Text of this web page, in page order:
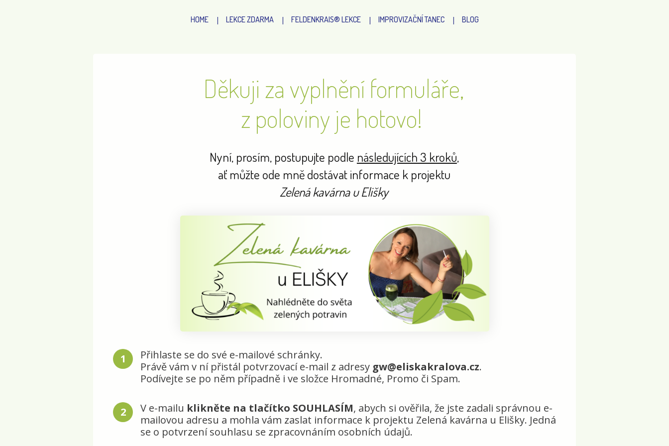
HOME LEKCE ZDARMA FELDENKRAIS® LEKCE IMPROVIZAČNÍ TANEC BLOG
Děkuji za vyplnění formuláře,
z poloviny je hotovo!
Nyní, prosím, postupujte podle následujících 3 kroků,
ať můžte ode mně dostávat informace k projektu
Zelená kavárna u Elišky
1
Přihlaste se do své e-mailové schránky.
Právě vám v ní přistál potvrzovací e-mail z adresy gw@eliskakralova.cz.
Podívejte se po něm případně i ve složce Hromadné, Promo či Spam.
2 V e-mailu klikněte na tlačítko SOUHLASÍM, abych si ověřila, že jste zadali správnou e-
mailovou adresu a mohla vám zaslat informace k projektu Zelená kavárna u Elišky. Jedná
se o potvrzení souhlasu se zpracovnáním osobních údajů.